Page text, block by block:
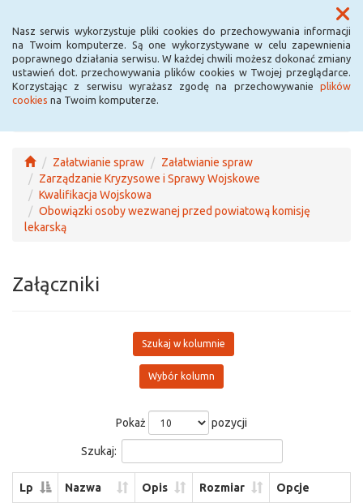
Nasz serwis wykorzystuje pliki cookies do przechowywania informacji
na Twoim komputerze. Są one wykorzystywane w celu zapewnienia
poprawnego działania serwisu. W każdej chwili możesz dokonać zmiany
ustawień dot. przechowywania plików cookies w Twojej przeglądarce.
Korzystając z serwisu wyrażasz zgodę na przechowywanie plików
cookies na Twoim komputerze.
Menu
Załatwianie spraw
Załatwianie spraw
Zarządzanie Kryzysowe i Sprawy Wojskowe
Kwalifikacja Wojskowa
Obowiązki osoby wezwanej przed powiatową komisję
lekarską
Załączniki
Szukaj w kolumnie
Wybór kolumn
Pokaż pozycji
Szukaj:
Lp Nazwa Opis Rozmiar Opcje